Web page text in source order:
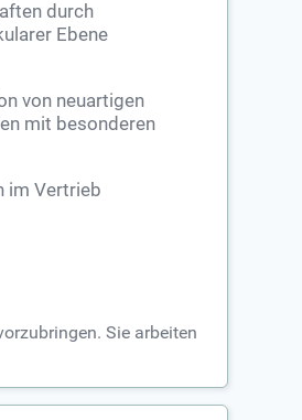
durch
Ebene
von neuartigen
mit besonderen
im Vertrieb
Sie arbeiten